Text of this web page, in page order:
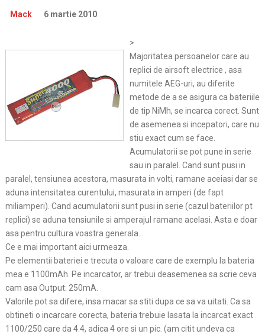
Mack 6 martie 2010
>
Majoritatea persoanelor care au
replici de airsoft electrice , asa
numitele AEG-uri, au diferite
metode de a se asigura ca bateriile
de tip NiMh, se incarca corect. Sunt
de asemenea si incepatori, care nu
stiu exact cum se face.
Acumulatorii se pot pune in serie
sau in paralel. Cand sunt pusi in
paralel, tensiunea acestora, masurata in volti, ramane aceiasi dar se
aduna intensitatea curentului, masurata in amperi (de fapt
miliamperi). Cand acumulatorii sunt pusi in serie (cazul bateriilor pt
replici) se aduna tensiunile si amperajul ramane acelasi. Asta e doar
asa pentru cultura voastra generala…
Ce e mai important aici urmeaza.
Pe elementii bateriei e trecuta o valoare care de exemplu la bateria
mea e 1100mAh. Pe incarcator, ar trebui deasemenea sa scrie ceva
cam asa Output: 250mA.
Valorile pot sa difere, insa macar sa stiti dupa ce sa va uitati. Ca sa
obtineti o incarcare corecta, bateria trebuie lasata la incarcat exact
1100/250 care da 4.4, adica 4 ore si un pic. (am citit undeva ca